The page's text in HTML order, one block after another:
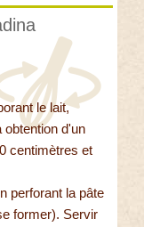
le lait,
obtention d'un
centimètres et
perforant la pâte
former). Servir